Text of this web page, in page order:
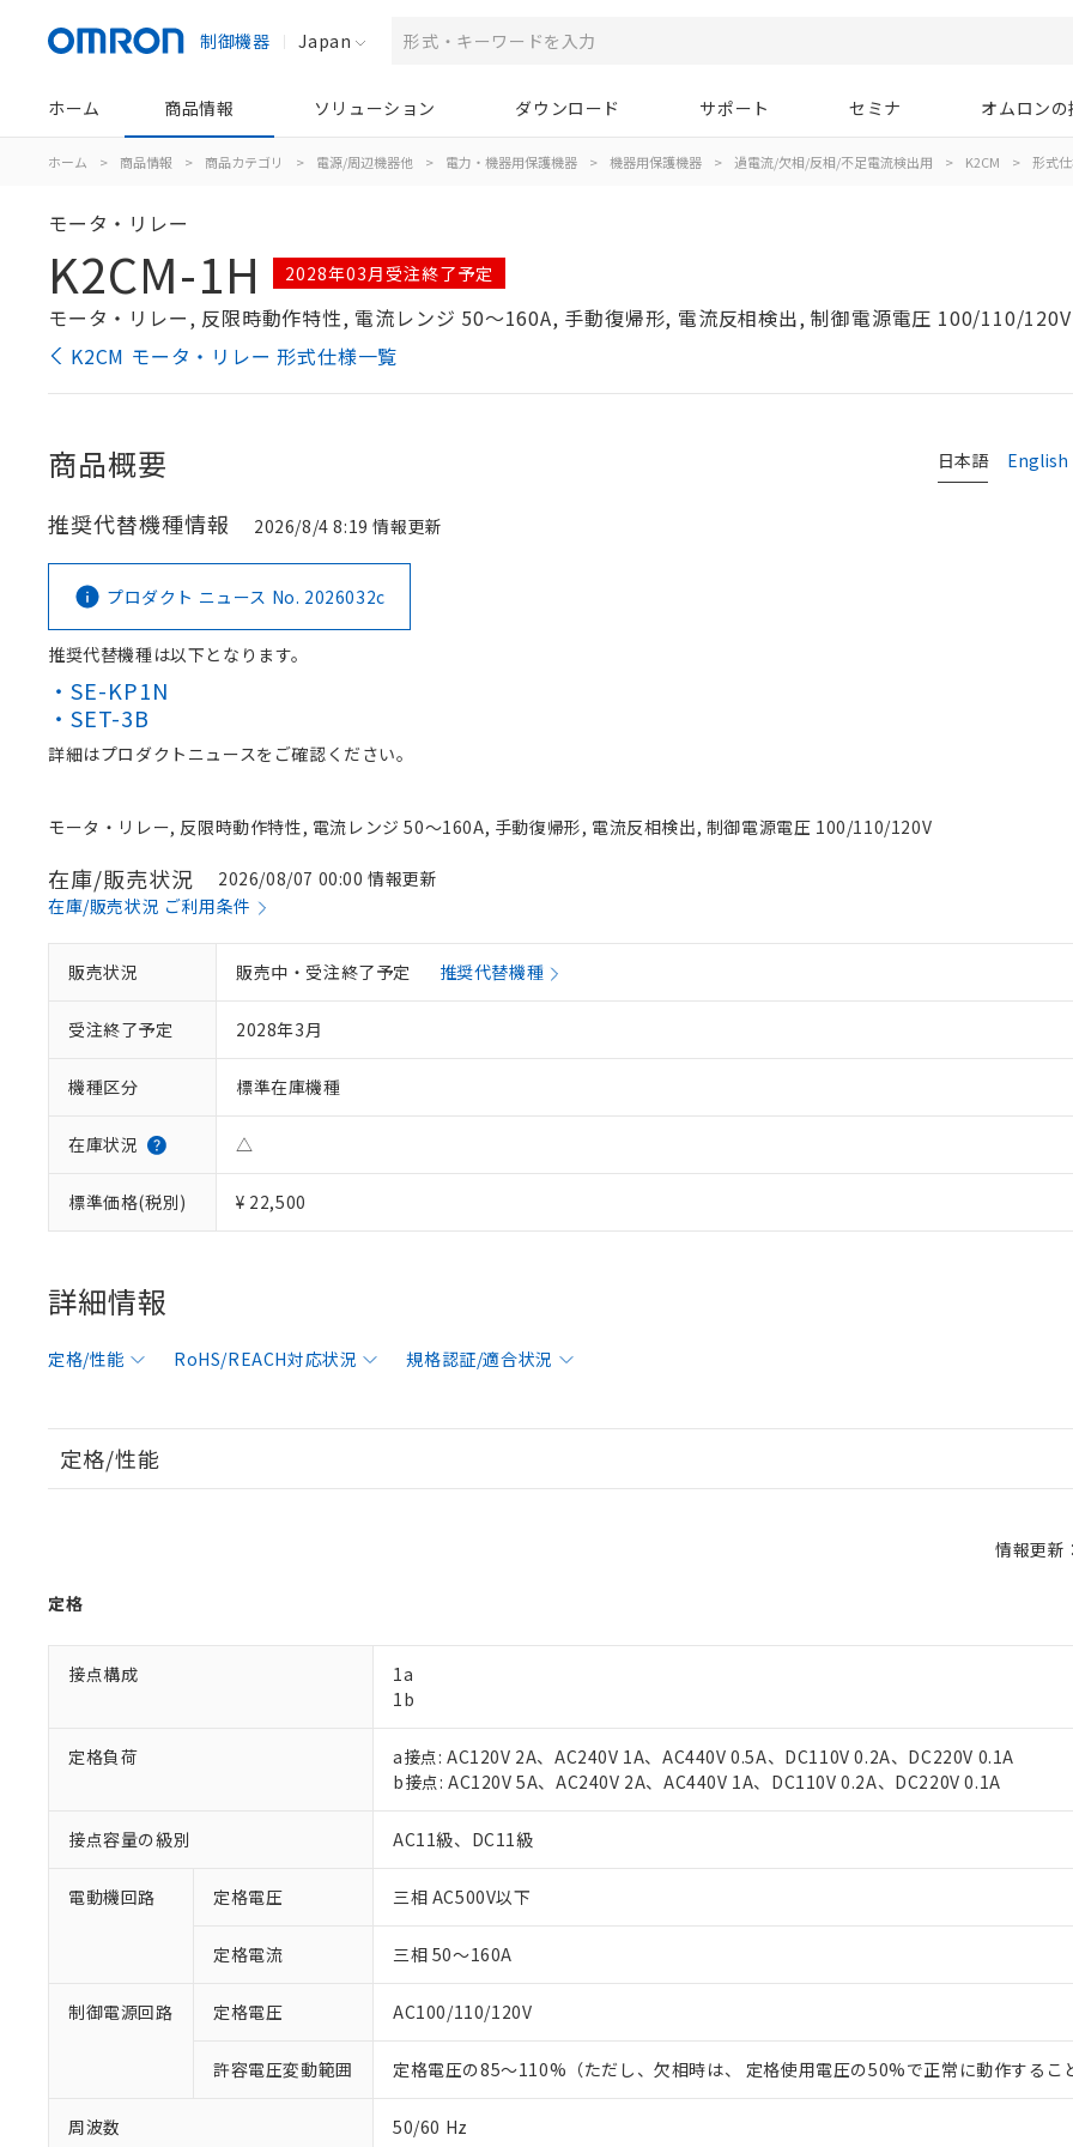
制御機器 Japan
ホーム 商品情報 ソリューション ダウンロード サポート セミナ オムロン
ホーム > 商品情報 > 商品カテゴリ > 電源/周辺機器他 > 電力・機器用保護機器 > 機器用保護機器 > 過電流/欠相/反相/不足電流検出用 > K2CM > 形式
モータ・リレー
K2CM-1H 2028年03月受注終了予定
モータ・リレー, 反限時動作特性, 電流レンジ 50～160A, 手動復帰形, 電流反相検出, 制御電源電圧 100/110/120V
K2CM モータ・リレー 形式仕様一覧
日本語 English
商品概要
推奨代替機種情報 2026/8/4 8:19 情報更新
プロダクト ニュース No. 2026032c
推奨代替機種は以下となります。
・SE-KP1N
・SET-3B
詳細はプロダクトニュースをご確認ください。
モータ・リレー, 反限時動作特性, 電流レンジ 50～160A, 手動復帰形, 電流反相検出, 制御電源電圧 100/110/120V
在庫/販売状況
2026/08/07 00:00 情報更新
在庫/販売状況 ご利用条件
販売状況 販売中・受注終了予定 推奨代替機種
受注終了予定 2028年3月
機種区分 標準在庫機種
在庫状況 △
標準価格(税別) ¥ 22,500
詳細情報
定格/性能 RoHS/REACH対応状況 規格認証/適合状況
定格/性能
情報更
定格
接点構成
1a
1b
定格負荷
a接点: AC120V 2A、AC240V 1A、AC440V 0.5A、DC110V 0.2A、DC220V 0.1A
b接点: AC120V 5A、AC240V 2A、AC440V 1A、DC110V 0.2A、DC220V 0.1A
接点容量の級別 AC11級、DC11級
電動機回路 定格電圧 三相 AC500V以下
定格電流 三相 50～160A
制御電源回路 定格電圧 AC100/110/120V
許容電圧変動範囲 定格電圧の85～110%（ただし、欠相時は、 定格使用電圧の50%で正常に動作するこ
周波数 50/60 Hz